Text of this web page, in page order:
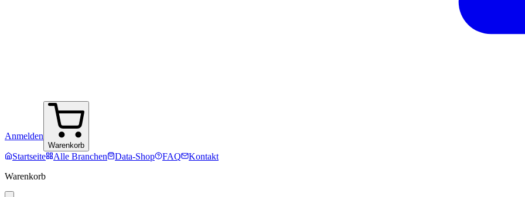
Anmelden
Warenkorb
Startseite Alle Branchen Data-Shop FAQ
Kontakt
Warenkorb